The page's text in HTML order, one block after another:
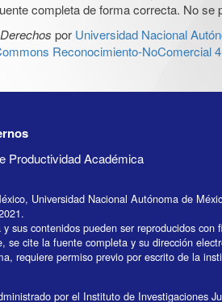
completa de forma correcta. No
por Universidad Nacional
Reconocimiento-NoComercial
Productividad Académica
Universidad Nacional Autónoma de
sus contenidos pueden ser reproducidos con
se cite la fuente completa y su dirección
requiere permiso previo por escrito de la
por el Instituto de Investigaciones